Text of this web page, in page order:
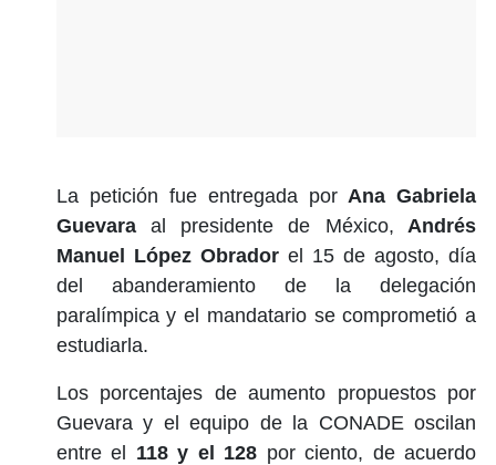
La petición fue entregada porAna Gabriela
Guevara al presidente de México, Andrés
Manuel López Obradorel 15 de agosto, día
del abanderamiento de la delegación
paralímpica y el mandatario se comprometió a
estudiarla.
Los porcentajes de aumento propuestos por
Guevara y el equipo de la CONADE oscilan
entre el 118 y el 128 por ciento, de acuerdo